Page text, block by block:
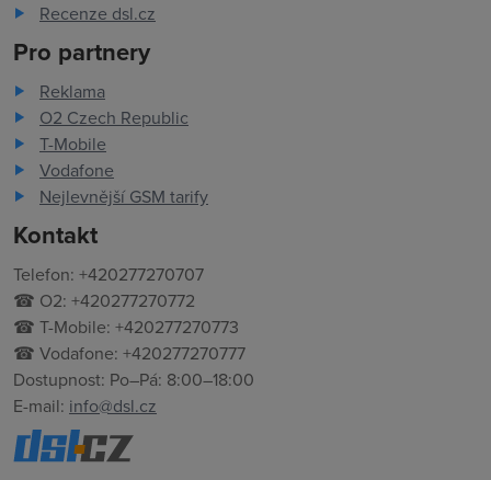
Recenze dsl.cz
Pro partnery
Reklama
O2 Czech Republic
T-Mobile
Vodafone
Nejlevnější GSM tarify
Kontakt
Telefon: +420277270707
☎ O2: +420277270772
☎ T-Mobile: +420277270773
☎ Vodafone: +420277270777
Dostupnost: Po–Pá: 8:00–18:00
E-mail: info@dsl.cz